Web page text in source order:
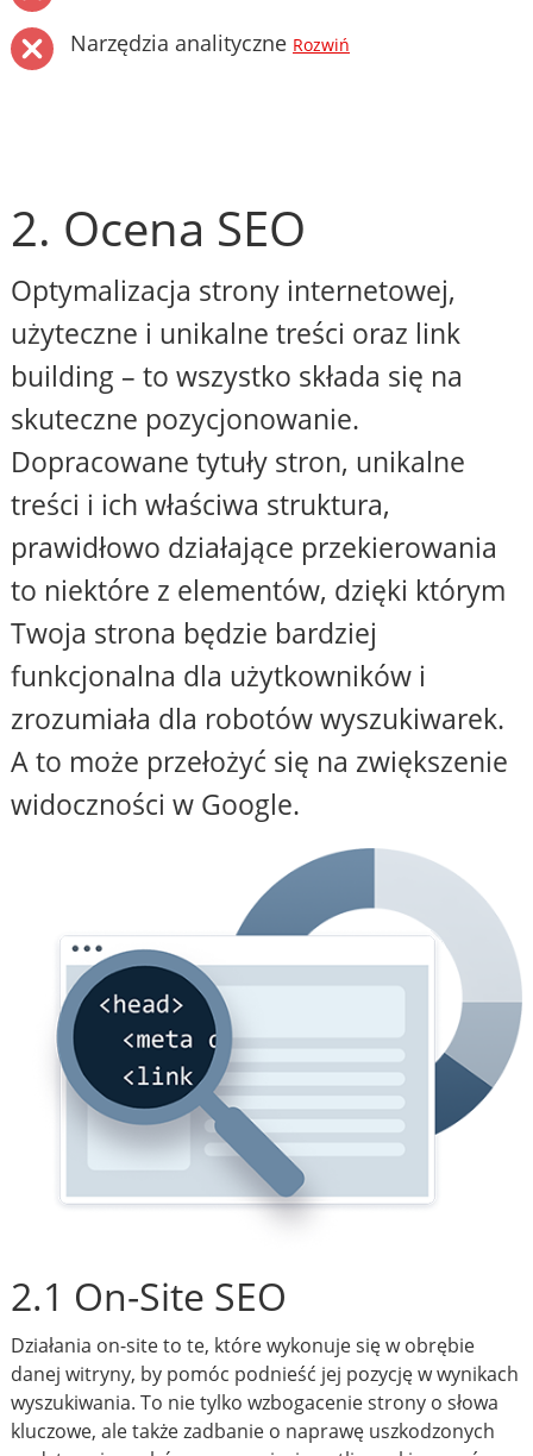
Narzędzia analityczne Rozwiń
2. Ocena SEO
Optymalizacja strony internetowej,
użyteczne i unikalne treści oraz link
building – to wszystko składa się na
skuteczne pozycjonowanie.
Dopracowane tytuły stron, unikalne
treści i ich właściwa struktura,
prawidłowo działające przekierowania
to niektóre z elementów, dzięki którym
Twoja strona będzie bardziej
funkcjonalna dla użytkowników i
zrozumiała dla robotów wyszukiwarek.
A to może przełożyć się na zwiększenie
widoczności w Google.
2.1 On-Site SEO
Działania on-site to te, które wykonuje się w obrębie
danej witryny, by pomóc podnieść jej pozycję w wynikach
wyszukiwania. To nie tylko wzbogacenie strony o słowa
kluczowe, ale także zadbanie o naprawę uszkodzonych